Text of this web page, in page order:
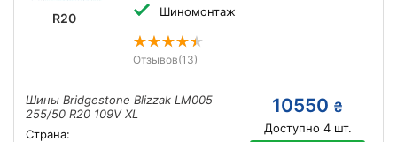
R20 Шиномонтаж
Отзывов(13)
Шины Bridgestone Blizzak LM005
255/50 R20 109V XL
Страна:
10550 ₴
Доступно 4шт.